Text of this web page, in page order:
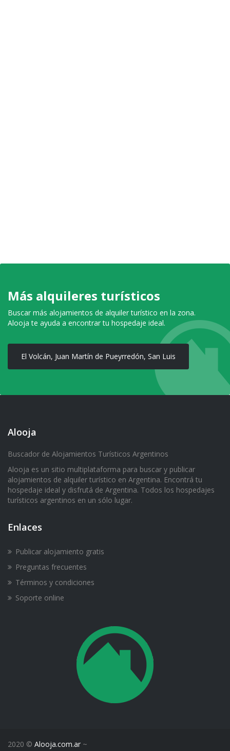
Más alquileres turísticos
Buscar más alojamientos de alquiler turístico en la zona.
Alooja te ayuda a encontrar tu hospedaje ideal.
El Volcán, Juan Martín de Pueyrredón, San Luis
Alooja
Buscador de Alojamientos Turísticos Argentinos
Alooja es un sitio multiplataforma para buscar y publicar
alojamientos de alquiler turístico en Argentina. Encontrá tu
hospedaje ideal y disfrutá de Argentina. Todos los hospedajes
turísticos argentinos en un sólo lugar.
Enlaces
Publicar alojamiento gratis
Preguntas frecuentes
Términos y condiciones
Soporte online
2020 © Alooja.com.ar ~